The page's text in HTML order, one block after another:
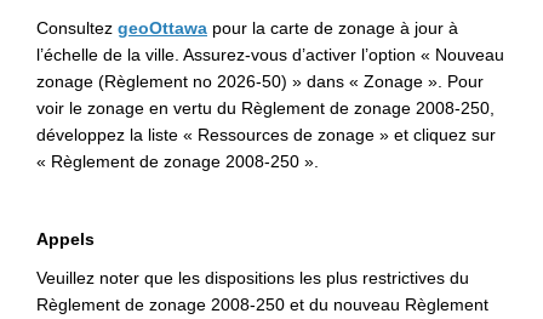
Consultez geoOttawa (Liens externes)
pour la carte de zonage à jour à
l’échelle de la ville. Assurez-vous d’activer l’option « Nouveau
zonage (Règlement no 2026-50) » dans « Zonage ». Pour
voir le zonage en vertu du Règlement de zonage 2008-250,
développez la liste « Ressources de zonage » et cliquez sur
« Règlement de zonage 2008-250 ».
Appels
Veuillez noter que les dispositions les plus restrictives du
Règlement de zonage 2008-250 et du nouveau Règlement